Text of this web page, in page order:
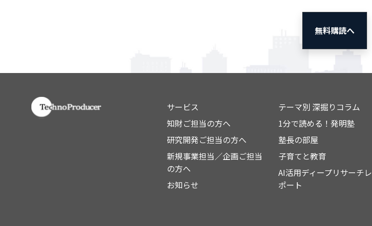
無料購読へ
サービス
知財ご担当の方へ
研究開発ご担当の方へ
新規事業担当／企画ご担当
の方へ
お知らせ
テーマ別 深掘りコラム
1分で読める！発明塾
塾長の部屋
子育てと教育
AI活用ディープリサーチレ
ポート